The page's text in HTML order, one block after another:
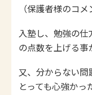
（保護者様のコメ
入塾し、勉強の
の点数を上げる事
又、分からない問
とっても心強かっ